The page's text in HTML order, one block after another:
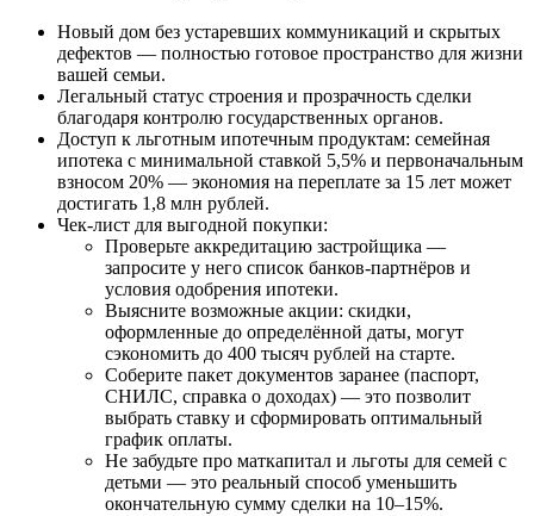
Новый дом без устаревших коммуникаций и скрытых
дефектов — полностью готовое пространство для жизни
вашей семьи.
Легальный статус строения и прозрачность сделки
благодаря контролю государственных органов.
Доступ к льготным ипотечным продуктам: семейная
ипотека с минимальной ставкой 5,5% и первоначальным
взносом 20% — экономия на переплате за 15 лет может
достигать 1,8 млн рублей.
Чек-лист для выгодной покупки:
Проверьте аккредитацию застройщика —
запросите у него список банков-партнёров и
условия одобрения ипотеки.
Выясните возможные акции: скидки,
оформленные до определённой даты, могут
сэкономить до 400 тысяч рублей на старте.
Соберите пакет документов заранее (паспорт,
СНИЛС, справка о доходах) — это позволит
выбрать ставку и сформировать оптимальный
график оплаты.
Не забудьте про маткапитал и льготы для семей с
детьми — это реальный способ уменьшить
окончательную сумму сделки на 10–15%.